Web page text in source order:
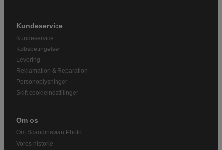
Kundeservice
Kundeservice
Købsbetingelser
Levering
Reklamation & Reparation
Personoplysninger
Skift cookieindstillinger
Om os
Om Scandinavian Photo
Vores historie